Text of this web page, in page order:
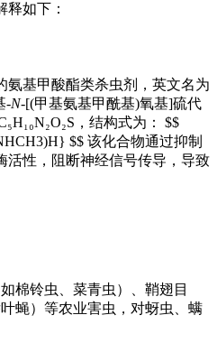
如下：
氨基甲酸酯类杀虫剂，英文名为
-N-[(甲基氨基甲酰基)氧基]硫代
，结构式为： $$
$$ 该化合物通过抑制
活性，阻断神经信号传导，导致
棉铃虫、菜青虫）、鞘翅目
蝇）等农业害虫，对蚜虫、螨